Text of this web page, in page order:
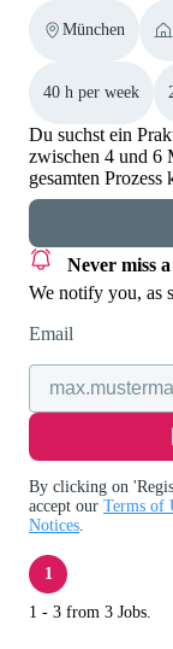
München
40 h per week
Du suchst ein
zwischen 4 und 6
gesamten
Never miss
We notify you, as
Email
By clicking on
accept our Terms of
Notices.
1
1 - 3 from 3 Jobs.